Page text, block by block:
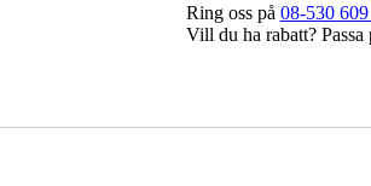
Ring oss på 08-530
Vill du ha rabatt?